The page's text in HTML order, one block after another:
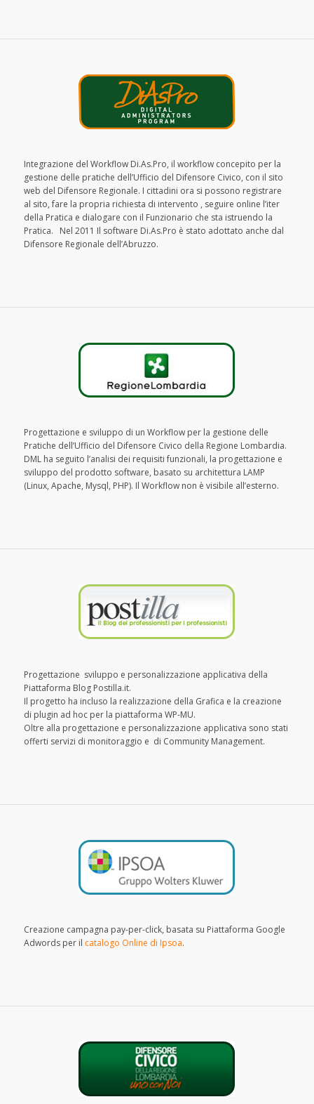
Integrazione del Workflow Di.As.Pro, il workflow concepito per la
gestione delle pratiche dell’Ufficio del Difensore Civico, con il sito
web del Difensore Regionale. I cittadini ora si possono registrare
al sito, fare la propria richiesta di intervento , seguire online l’iter
della Pratica e dialogare con il Funzionario che sta istruendo la
Pratica. Nel 2011 Il software Di.As.Pro è stato adottato anche dal
Difensore Regionale dell’Abruzzo.
Progettazione e sviluppo di un Workflow per la gestione delle
Pratiche dell’Ufficio del Difensore Civico della Regione Lombardia.
DML ha seguito l’analisi dei requisiti funzionali, la progettazione e
sviluppo del prodotto software, basato su architettura LAMP
(Linux, Apache, Mysql, PHP). Il Workflow non è visibile all’esterno.
Progettazione sviluppo e personalizzazione applicativa della
Piattaforma Blog Postilla.it.
Il progetto ha incluso la realizzazione della Grafica e la creazione
di plugin ad hoc per la piattaforma WP-MU.
Oltre alla progettazione e personalizzazione applicativa sono stati
offerti servizi di monitoraggio e di Community Management.
Creazione campagna pay-per-click, basata su Piattaforma Google
Adwords per il catalogo Online di Ipsoa.